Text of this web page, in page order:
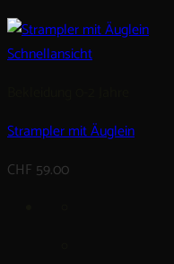
Schnellansicht
Strampler mit Äuglein
CHF 59.00